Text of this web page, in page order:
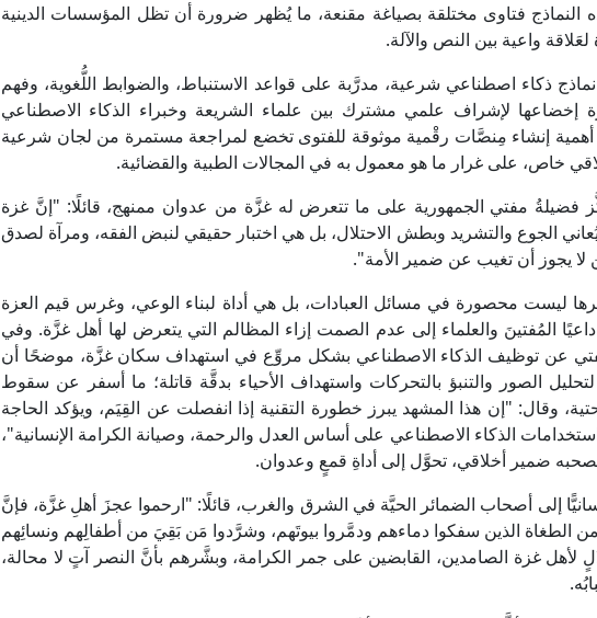
النماذج فتاوى مختلقة بصياغة مقنعة، ما يُظهر ضرورة أن تظل المؤسسات الدينية
واعية بين النص والآلة.
ذكاء اصطناعي شرعية، مدرَّبة على قواعد الاستنباط، والضوابط اللُّغوية، وفهم
إخضاعها لإشراف علمي مشترك بين علماء الشريعة وخبراء الذكاء الاصطناعي
أهمية إنشاء مِنصَّات رقْمية موثوقة للفتوى تخضع لمراجعة مستمرة من لجان شرعية
خاص، على غرار ما هو معمول به في المجالات الطبية والقضائية.
فضيلةُ مفتي الجمهورية على ما تتعرض له غزَّة من عدوان ممنهج، قائلًا: "إنَّ غزة
الجوع والتشريد وبطش الاحتلال، بل هي اختبار حقيقي لنبض الفقه، ومرآة لصدق
يجوز أن تغيب عن ضمير الأمة".
ليست محصورة في مسائل العبادات، بل هي أداة لبناء الوعي، وغرس قيم العزة
المُفتينَ والعلماء إلى عدم الصمت إزاء المظالم التي يتعرض لها أهل غزَّة. وفي
عن توظيف الذكاء الاصطناعي بشكل مروِّع في استهداف سكان غزَّة، موضحًا أن
لتحليل الصور والتنبؤ بالتحركات واستهداف الأحياء بدقَّة قاتلة؛ ما أسفر عن سقوط
وقال: "إن هذا المشهد يبرز خطورة التقنية إذا انفصلت عن القِيَم، ويؤكد الحاجة
الذكاء الاصطناعي على أساس العدل والرحمة، وصيانة الكرامة الإنسانية"،
يصحبه ضمير أخلاقي، تحوَّل إلى أداةِ قمعٍ وعدوان.
إلى أصحاب الضمائر الحيَّة في الشرق والغرب، قائلًا: "ارحموا عجزَ أهلِ غزَّة، فإنَّ
الطغاة الذين سفكوا دماءهم ودمَّروا بيوتَهم، وشرَّدوا مَن بَقِيَ من أطفالِهم ونسائِهم
لأهل غزة الصامدين، القابضين على جمر الكرامة، وبشَّرهم بأنَّ النصر آتٍ لا محالة،